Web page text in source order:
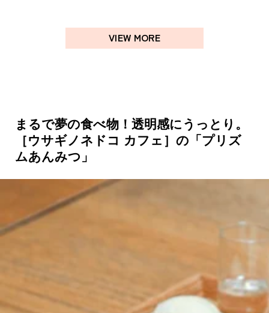
VIEW MORE
まるで夢の食べ物！透明感にうっとり。
［ウサギノネドコ カフェ］の「プリズ
ムあんみつ」